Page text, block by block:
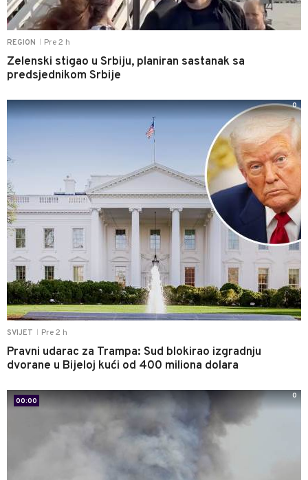
REGION Pre 2 h
Zelenski stigao u Srbiju, planiran sastanak sa
predsjednikom Srbije
SVIJET Pre 2 h
Pravni udarac za Trampa: Sud blokirao izgradnju
dvorane u Bijeloj kući od 400 miliona dolara
0
00:00
0